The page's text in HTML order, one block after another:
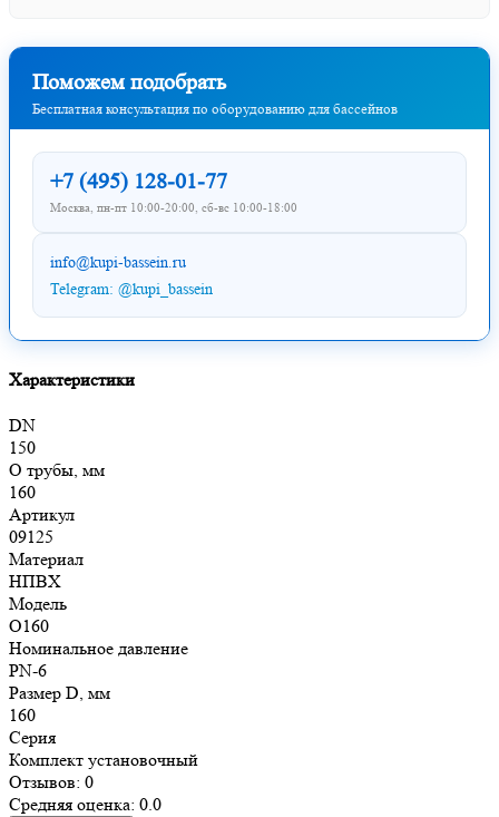
Поможем подобрать
Бесплатная консультация по оборудованию для бассейнов
+7 (495) 128-01-77
Москва, пн-пт 10:00-20:00, сб-вс 10:00-18:00
info@kupi-bassein.ru
Telegram: @kupi_bassein
Характеристики
DN
150
O трубы, мм
160
Артикул
09125
Материал
НПВХ
Модель
O160
Номинальное давление
PN-6
Размер D, мм
160
Серия
Комплект установочный
Отзывов: 0
Средняя оценка: 0.0